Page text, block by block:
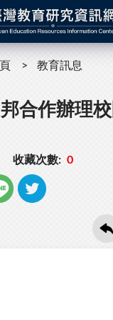
教育訊息
合作辦理
收藏次數: 0